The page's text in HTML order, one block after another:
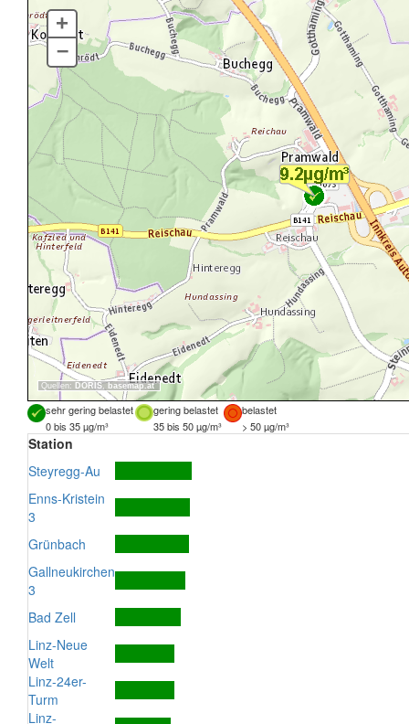
Quellen: DORIS, basemap.at
+
–
sehr gering belastet gering belastet
belastet
0 bis 35 µg/m³
35 bis 50 µg/m³ > 50 µg/m³
Station
Steyregg-Au
Enns-Kristein
3
Grünbach
Gallneukirchen
3
Bad Zell
Linz-Neue
Welt
Linz-24er-
Turm
Linz-